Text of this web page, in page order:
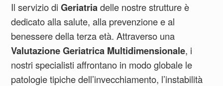
Il servizio di Geriatriadelle nostre strutture è
dedicato alla salute, alla prevenzione e al
benessere della terza età. Attraverso una
Valutazione Geriatrica Multidimensionale, i
nostri specialisti affrontano in modo globale le
patologie tipiche dell’invecchiamento, l’instabilità